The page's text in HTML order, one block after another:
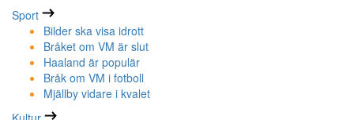
Sport
Bilder ska visa idrott
Bråket om VM är slut
Haaland är populär
Bråk om VM i fotboll
Mjällby vidare i kvalet